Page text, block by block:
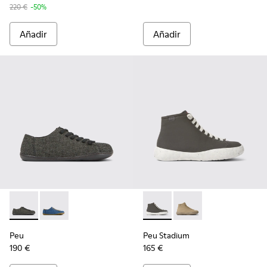
220 € -50%
Añadir Añadir
Peu - K201477-002 - Zapatos grises de lana y viscosa para
Peu - K201477-005
Peu
190 €
Peu Stadium - K400624-
Peu Stadium -
Peu Stadium
165 €